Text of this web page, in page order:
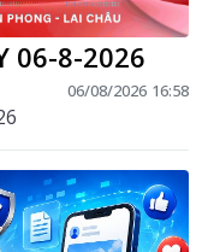
06-8-2026
06/08/2026 16:58